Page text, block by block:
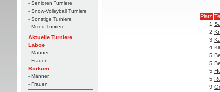
- Senioren Turniere
- Snow-Volleyball Turniere
- Sonstige Turniere
- Mixed Turniere
Aktuelle Turniere
Laboe
- Männer
- Frauen
Borkum
- Männer
- Frauen
Platz
1
2
3
4
5
5
5
5
9